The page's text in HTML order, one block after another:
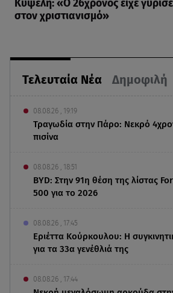
Τελευταία Νέα Δημοφιλή
08.08.26 , 19:19
Τραγωδία στην Πάρο: Νεκρό
πισίνα
08.08.26 , 18:51
BYD: Στην 91η θέση της λίστας
500 για το 2026
08.08.26 , 17:45
Εριέττα Κούρκουλου: Η
για τα 33α γενέθλιά της
08.08.26 , 17:44
Κυψέλη: «Ο 26χρονος είχε
στον χριστιανισμό»